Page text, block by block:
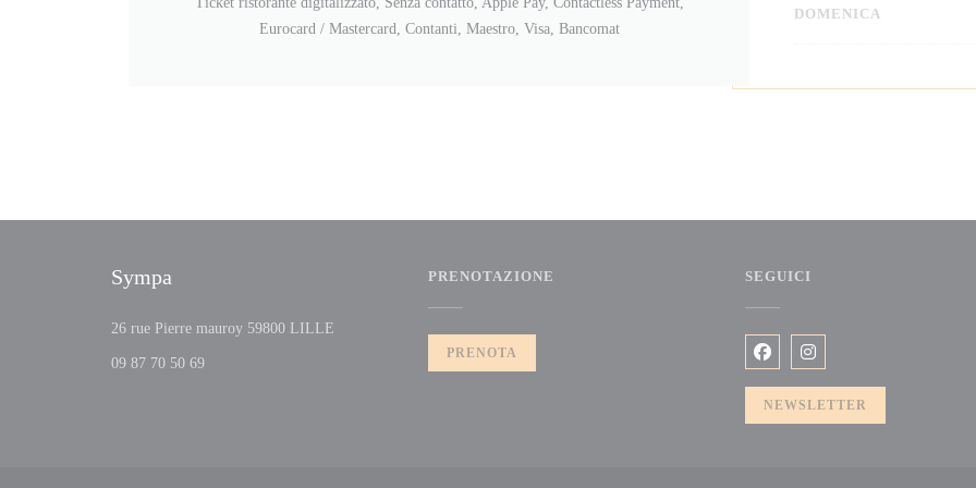
Eurocard / Mastercard, Contanti, Maestro, Visa, Bancomat
DOMENICA
Sympa
26 rue Pierre mauroy 59800 LILLE
09 87 70 50 69
PRENOTAZIONE
PRENOTA
SEGUICI
Facebook ((apre una nuova
Instagram ((apre una
NEWSLETTER